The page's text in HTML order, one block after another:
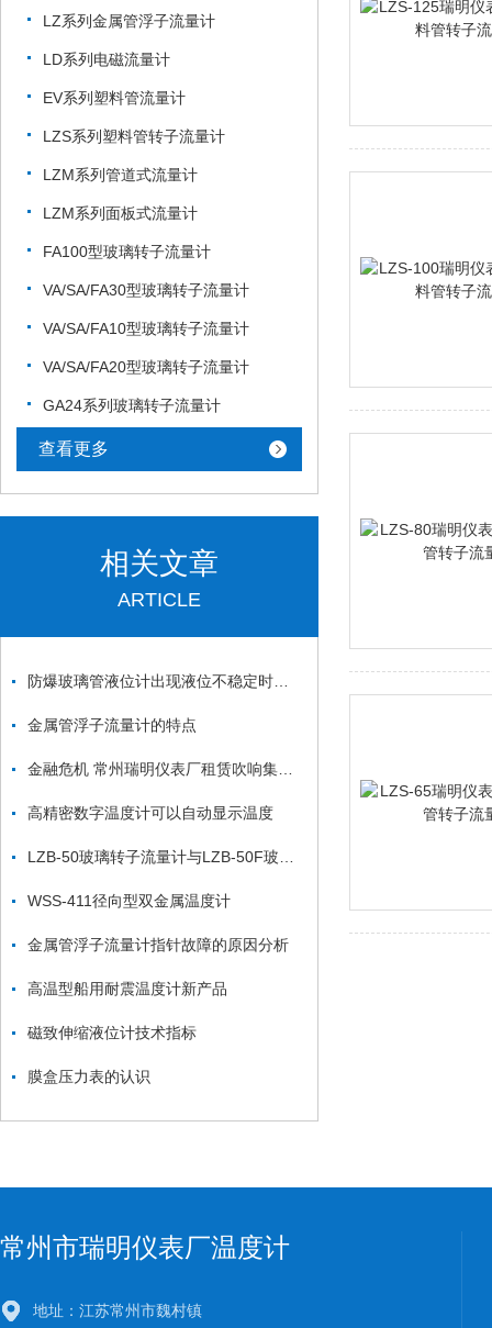
LZ系列金属管浮子流量计
LD系列电磁流量计
EV系列塑料管流量计
LZS系列塑料管转子流量计
LZM系列管道式流量计
LZM系列面板式流量计
FA100型玻璃转子流量计
VA/SA/FA30型玻璃转子流量计
VA/SA/FA10型玻璃转子流量计
VA/SA/FA20型玻璃转子流量计
GA24系列玻璃转子流量计
查看更多
相关文章
ARTICLE
金属管浮子流量计的特点
高精密数字温度计可以自动显示温度
WSS-411径向型双金属温度计
金属管浮子流量计指针故障的原因分析
高温型船用耐震温度计新产品
磁致伸缩液位计技术指标
膜盒压力表的认识
常州市瑞明仪表厂温度计
地址：江苏常州市魏村镇